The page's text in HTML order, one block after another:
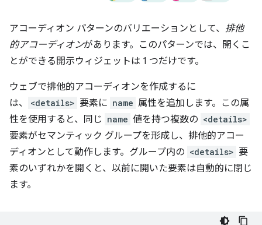
アコーディオン パターンのバリエーションとして、 排他
的アコーディオンがあります。このパターンでは、開くこ
とができる開示ウィジェットは 1 つだけです。
ウェブで排他的アコーディオンを作成するに
は、
<details> 要素に name 属性を追加します。この属
性を使用すると、同じ name 値を持つ複数の <details>
要素がセマンティック グループを形成し、排他的アコー
ディオンとして動作します。グループ内の <details> 要
素のいずれかを開くと、以前に開いた要素は自動的に閉じ
ます。